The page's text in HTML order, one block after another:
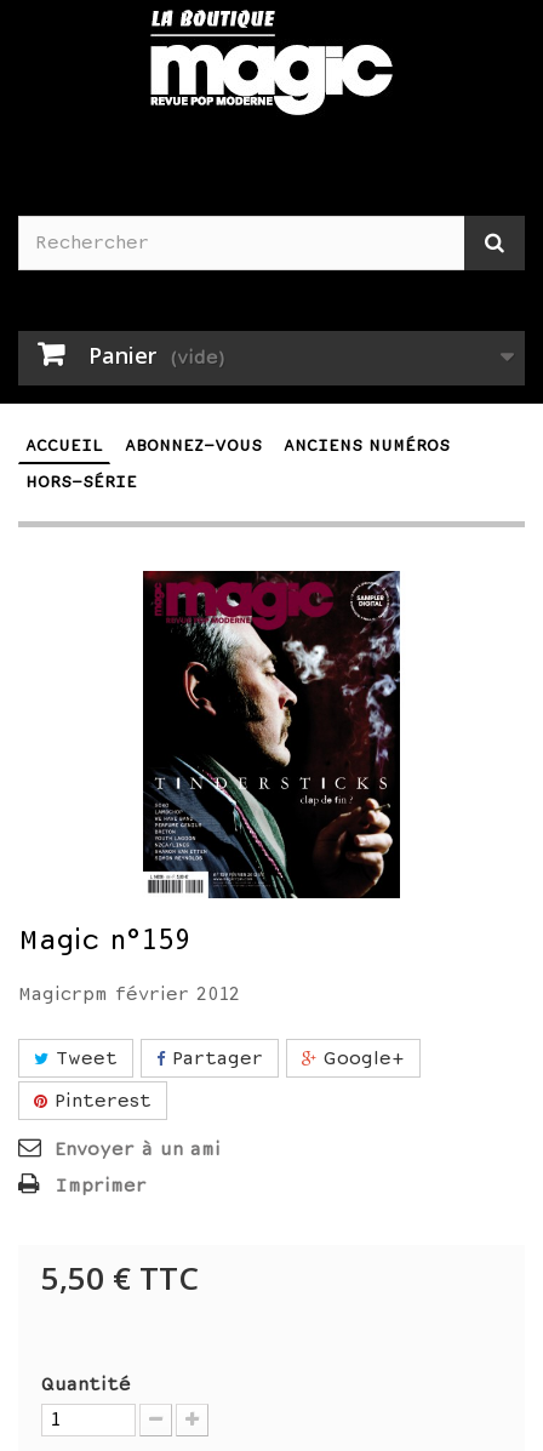
Panier (vide)
ACCUEIL ABONNEZ-VOUS
ANCIENS NUMÉROS
HORS-SÉRIE
Magic n°159
Magicrpm février 2012
Tweet Partager
Google+
Pinterest
Envoyer à un ami
Imprimer
5,50 € TTC
Quantité